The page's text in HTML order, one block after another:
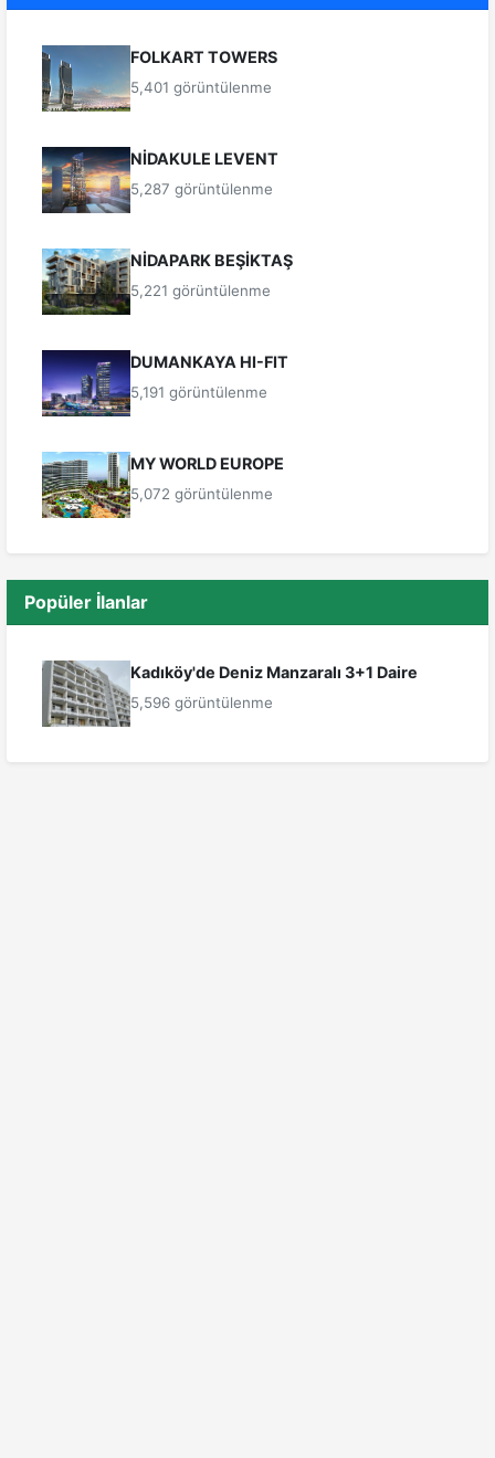
FOLKART TOWERS
5,401 görüntülenme
NİDAKULE LEVENT
5,287 görüntülenme
NİDAPARK BEŞİKTAŞ
5,221 görüntülenme
DUMANKAYA HI-FIT
5,191 görüntülenme
MY WORLD EUROPE
5,072 görüntülenme
Popüler İlanlar
Kadıköy'de Deniz Manzaralı 3+1 Daire
5,596 görüntülenme